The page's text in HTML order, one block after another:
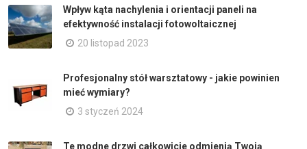
Wpływ kąta nachylenia i orientacji paneli na
efektywność instalacji fotowoltaicznej
20 listopad 2023
Profesjonalny stół warsztatowy - jakie powinien
mieć wymiary?
3 styczeń 2024
Te modne drzwi całkowicie odmienią Twoją